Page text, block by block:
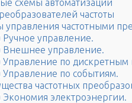
схемы автоматизации
частоты
частотными
Ручное управление.
Внешнее управление.
Управление по дискретным
Управление по событиям.
частотных
Экономия электроэнергии.